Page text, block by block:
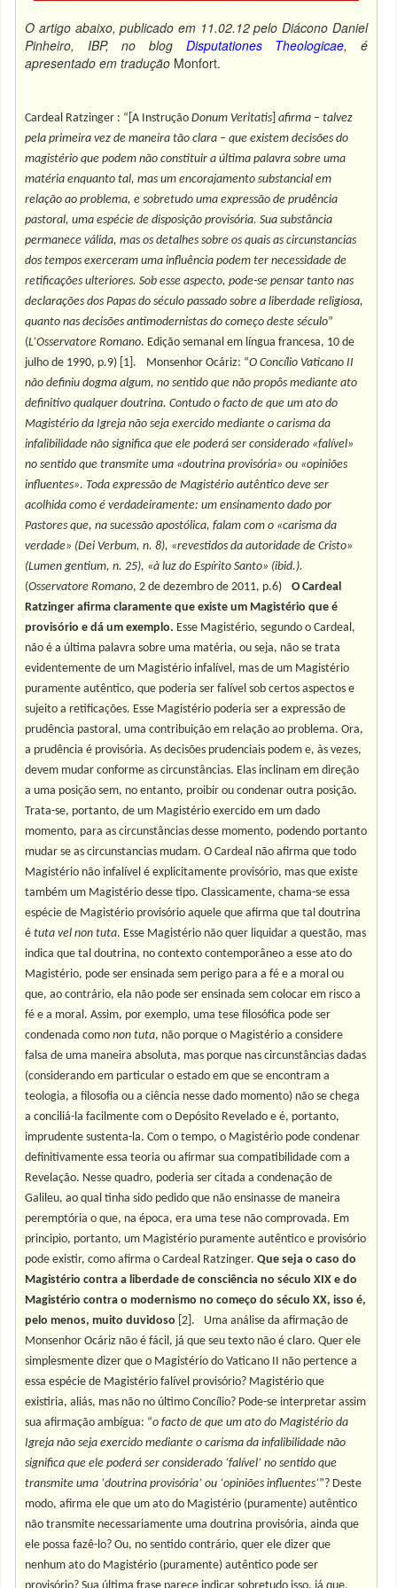
O artigo abaixo, publicado em 11.02.12 pelo Diácono Daniel
Pinheiro, IBP, no blog Disputationes Theologicae, é
apresentado em tradução Monfort.
Cardeal Ratzinger : “[A InstruçãoDonum Veritatis ]afirma – talvez
pela primeira vez de maneira tão clara – que existem decisões do
magistério que podem não constituir a última palavra sobre uma
matéria enquanto tal, mas um encorajamento substancial em
relação ao problema, e sobretudo uma expressão de prudência
pastoral, uma espécie de disposição provisória. Sua substância
permanece válida, mas os detalhes sobre os quais as circunstancias
dos tempos exerceram uma influência podem ter necessidade de
retificações ulteriores. Sob esse aspecto, pode-se pensar tanto nas
declarações dos Papas do século passado sobre a liberdade religiosa,
quanto nas decisões antimodernistas do começo deste século”
(L’Osservatore Romano. Edição semanal em língua francesa, 10 de
julho de 1990, p.9) [1].
Monsenhor Ocáriz: “O Concílio Vaticano II
não definiu dogma algum, no sentido que não propôs mediante ato
definitivo qualquer doutrina. Contudo o facto de que um ato do
Magistério da Igreja não seja exercido mediante o carisma da
infalibilidade não significa que ele poderá ser considerado «falível»
no sentido que transmite uma «doutrina provisória» ou «opiniões
influentes». Toda expressão de Magistério autêntico deve ser
acolhida como é verdadeiramente: um ensinamento dado por
Pastores que, na sucessão apostólica, falam com o «carisma da
verdade» (Dei Verbum, n. 8), «revestidos da autoridade de Cristo»
(Lumen gentium, n. 25), «à luz do Espírito Santo» (ibid.).
(Osservatore Romano, 2 de dezembro de 2011, p.6)
O Cardeal
Ratzinger afirma claramente que existe um Magistério que é
provisório e dá um exemplo. Esse Magistério, segundo o Cardeal,
não é a última palavra sobre uma matéria, ou seja, não se trata
evidentemente de um Magistério infalível, mas de um Magistério
puramente autêntico, que poderia ser falível sob certos aspectos e
sujeito a retificações. Esse Magistério poderia ser a expressão de
prudência pastoral, uma contribuição em relação ao problema. Ora,
a prudência é provisória. As decisões prudenciais podem e, às vezes,
devem mudar conforme as circunstâncias. Elas inclinam em direção
a uma posição sem, no entanto, proibir ou condenar outra posição.
Trata-se, portanto, de um Magistério exercido em um dado
momento, para as circunstâncias desse momento, podendo portanto
mudar se as circunstancias mudam. O Cardeal não afirma que todo
Magistério não infalível é explicitamente provisório, mas que existe
também um Magistério desse tipo. Classicamente, chama-se essa
espécie de Magistério provisório aquele que afirma que tal doutrina
étuta vel non tuta. Esse Magistério não quer liquidar a questão, mas
indica que tal doutrina, no contexto contemporâneo a esse ato do
Magistério, pode ser ensinada sem perigo para a fé e a moral ou
que, ao contrário, ela não pode ser ensinada sem colocar em risco a
fé e a moral. Assim, por exemplo, uma tese filosófica pode ser
condenada comonon tuta, não porque o Magistério a considere
falsa de uma maneira absoluta, mas porque nas circunstâncias dadas
(considerando em particular o estado em que se encontram a
teologia, a filosofia ou a ciência nesse dado momento) não se chega
a conciliá-la facilmente com o Depósito Revelado e é, portanto,
imprudente sustenta-la. Com o tempo, o Magistério pode condenar
definitivamente essa teoria ou afirmar sua compatibilidade com a
Revelação. Nesse quadro, poderia ser citada a condenação de
Galileu, ao qual tinha sido pedido que não ensinasse de maneira
peremptória o que, na época, era uma tese não comprovada. Em
principio, portanto, um Magistério puramente autêntico e provisório
pode existir, como afirma o Cardeal Ratzinger.Que seja o caso do
Magistério contra a liberdade de consciência no século XIX e do
Magistério contra o modernismo no começo do século XX, isso é,
pelo menos, muito duvidoso [2].
Uma análise da afirmação de
Monsenhor Ocáriz não é fácil, já que seu texto não é claro. Quer ele
simplesmente dizer que o Magistério do Vaticano II não pertence a
essa espécie de Magistério falível provisório? Magistério que
existiria, aliás, mas não no último Concílio? Pode-se interpretar assim
sua afirmação ambígua: “o facto de que um ato do Magistério da
Igreja não seja exercido mediante o carisma da infalibilidade não
significa que ele poderá ser considerado ‘falível’ no sentido que
transmite uma ‘doutrina provisória’ ou ‘opiniões influentes’”? Deste
modo, afirma ele que um ato do Magistério (puramente) autêntico
não transmite necessariamente uma doutrina provisória, ainda que
ele possa fazê-lo? Ou, no sentido contrário, quer ele dizer que
nenhum ato do Magistério (puramente) autêntico pode ser